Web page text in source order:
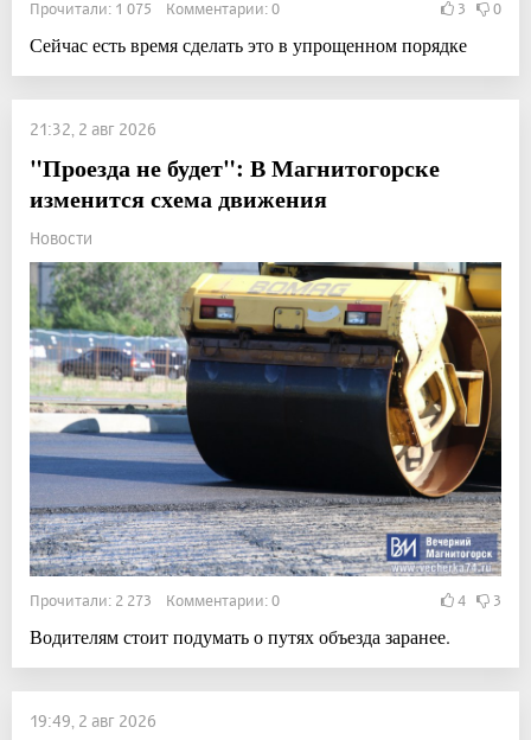
Прочитали: 1 075 Комментарии: 0 3 0
Сейчас есть время сделать это в упрощенном порядке
21:32, 2 авг 2026
"Проезда не будет": В Магнитогорске
изменится схема движения
Новости
Прочитали: 2 273 Комментарии: 0 4 3
Водителям стоит подумать о путях объезда заранее.
19:49, 2 авг 2026